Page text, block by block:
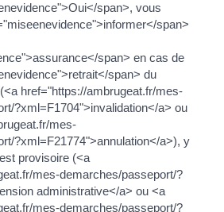
span>, vous
span>
span> en cas de
span> du
href="https://ambrugeat.fr/mes-
?xml=F1704">invalidation</a> ou
mes-
?xml=F21774">annulation</a>), y
provisoire (<a
mes-demarches/passeport/?
administrative</a> ou <a
mes-demarches/passeport/?